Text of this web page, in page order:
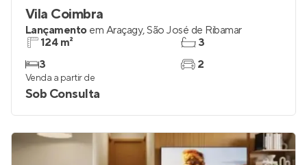
Vila Coimbra
Lançamento em Araçagy,São José de Ribamar
124 m²
3
3
2
Venda a partir de
Sob Consulta